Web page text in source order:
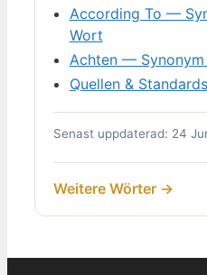
According To —
Wort
Achten —
Quellen & Standards
Senast uppdaterad: 24
Weitere Wörter →